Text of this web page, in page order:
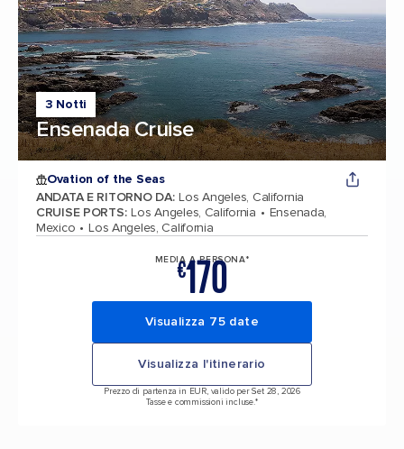
3 Notti
Ensenada Cruise
Ovation of the Seas
ANDATA E RITORNO DA: Los Angeles, California
CRUISE PORTS: Los Angeles, California
Ensenada,
Mexico
Los Angeles, California
MEDIA A PERSONA*
€170
Visualizza 75 date
Visualizza l'itinerario
Prezzo di partenza in EUR, valido per Set 28, 2026
Tasse e commissioni incluse.*